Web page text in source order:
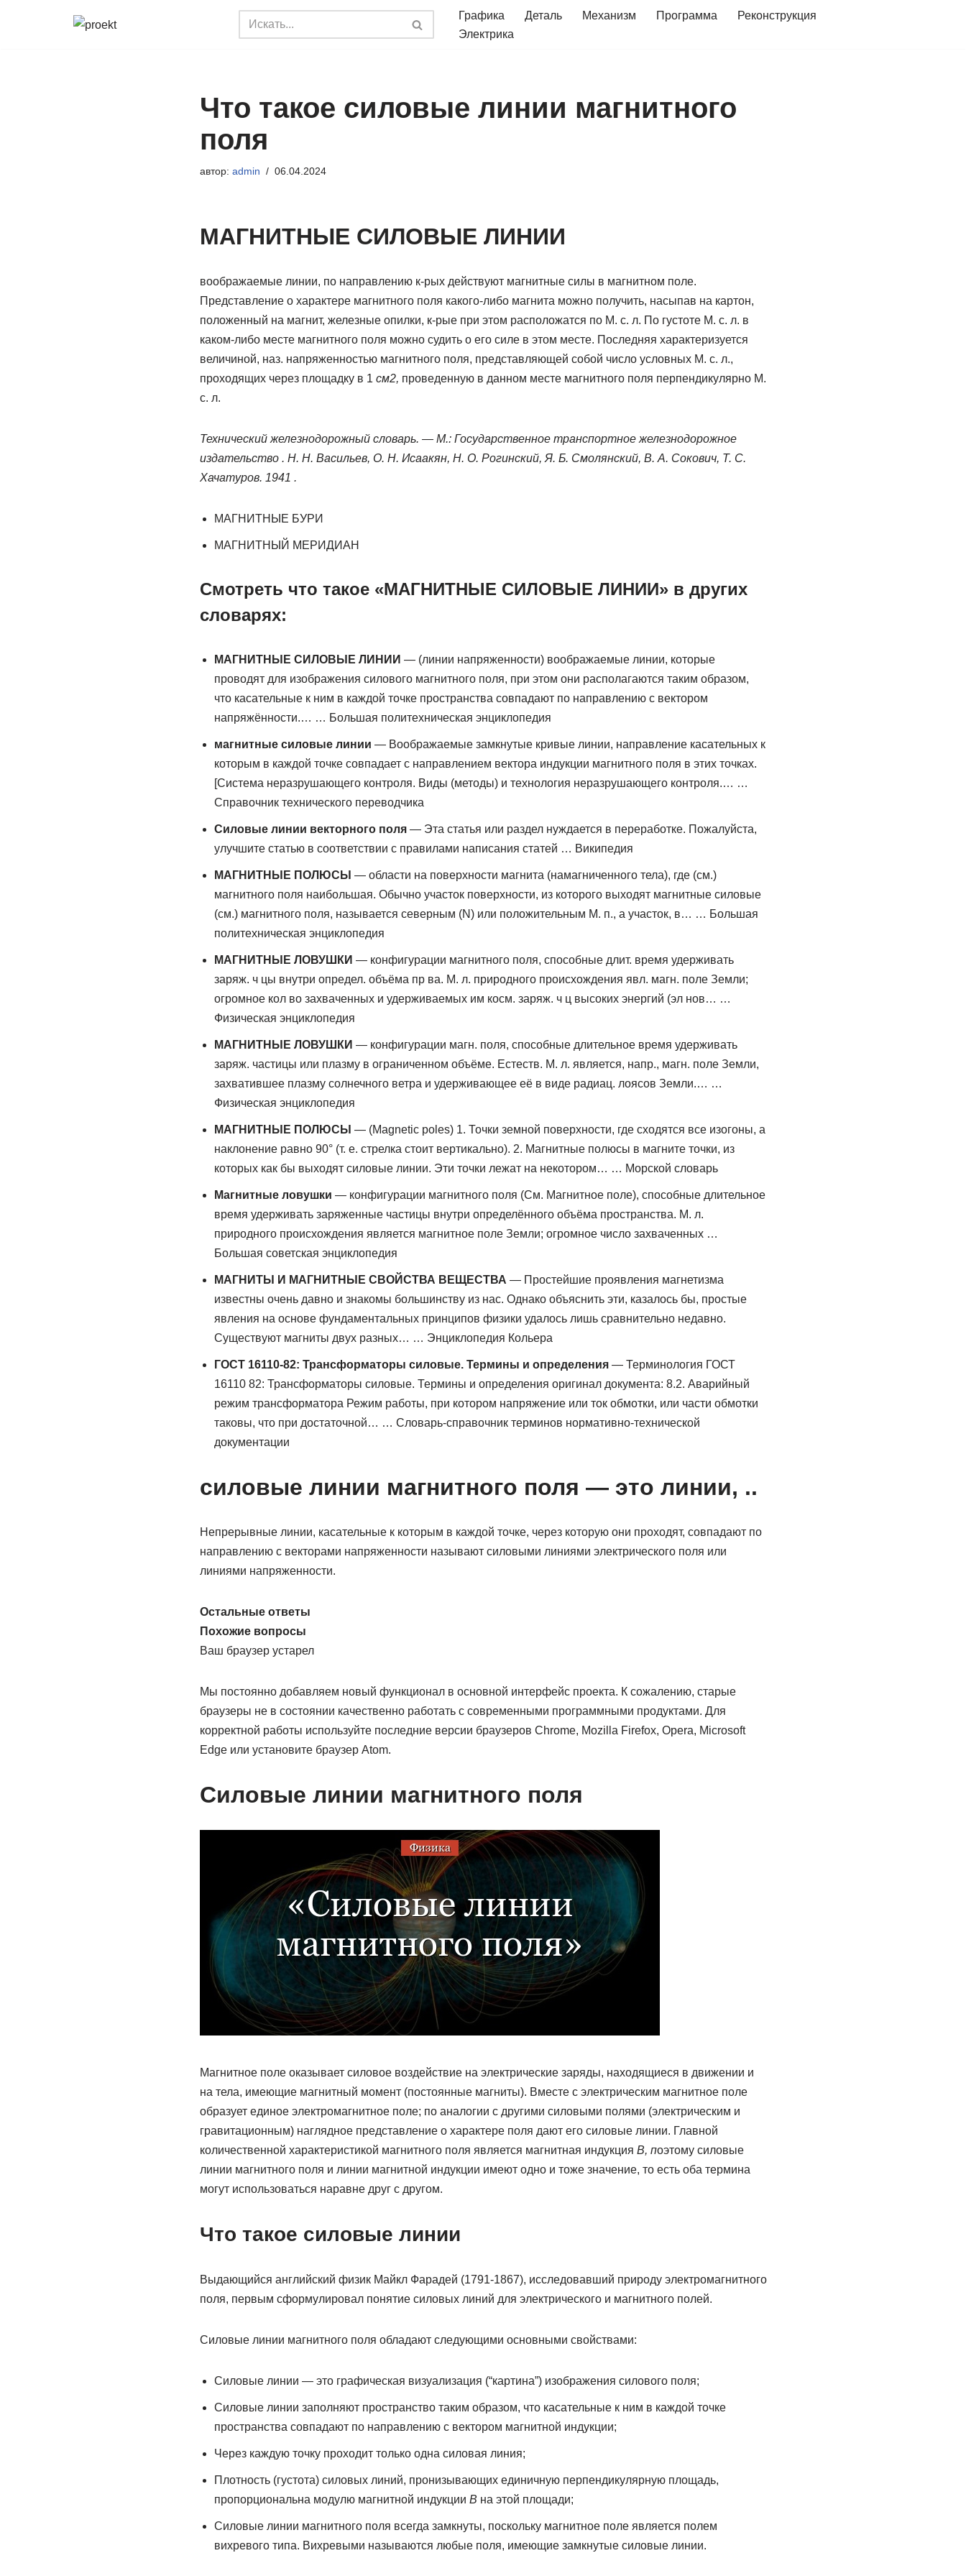
Графика Деталь Механизм Программа
Реконструкция
Электрика
Что такое силовые линии магнитного
поля
автор: admin 06.04.2024
МАГНИТНЫЕ СИЛОВЫЕ ЛИНИИ
воображаемые линии, по направлению к-рых действуют магнитные силы в магнитном поле.
Представление о характере магнитного поля какого-либо магнита можно получить, насыпав на картон,
положенный на магнит, железные опилки, к-рые при этом расположатся по М. с. л. По густоте М. с. л. в
каком-либо месте магнитного поля можно судить о его силе в этом месте. Последняя характеризуется
величиной, наз. напряженностью магнитного поля, представляющей собой число условных М. с. л.,
проходящих через площадку в 1 см2, проведенную в данном месте магнитного поля перпендикулярно М.
с. л.
Технический железнодорожный словарь. — М.: Государственное транспортное железнодорожное
издательство . Н. Н. Васильев, О. Н. Исаакян, Н. О. Рогинский, Я. Б. Смолянский, В. А. Сокович, Т. С.
Хачатуров. 1941 .
МАГНИТНЫЕ БУРИ
МАГНИТНЫЙ МЕРИДИАН
Смотреть что такое «МАГНИТНЫЕ СИЛОВЫЕ ЛИНИИ» в других
словарях:
МАГНИТНЫЕ СИЛОВЫЕ ЛИНИИ — (линии напряженности) воображаемые линии, которые
проводят для изображения силового магнитного поля, при этом они располагаются таким образом,
что касательные к ним в каждой точке пространства совпадают по направлению с вектором
напряжённости.… … Большая политехническая энциклопедия
магнитные силовые линии — Воображаемые замкнутые кривые линии, направление касательных к
которым в каждой точке совпадает с направлением вектора индукции магнитного поля в этих точках.
[Система неразрушающего контроля. Виды (методы) и технология неразрушающего контроля.… …
Справочник технического переводчика
Силовые линии векторного поля— Эта статья или раздел нуждается в переработке. Пожалуйста,
улучшите статью в соответствии с правилами написания статей … Википедия
МАГНИТНЫЕ ПОЛЮСЫ — области на поверхности магнита (намагниченного тела), где (см.)
магнитного поля наибольшая. Обычно участок поверхности, из которого выходят магнитные силовые
(см.) магнитного поля, называется северным (N) или положительным М. п., а участок, в… … Большая
политехническая энциклопедия
МАГНИТНЫЕ ЛОВУШКИ — конфигурации магнитного поля, способные длит. время удерживать
заряж. ч цы внутри определ. объёма пр ва. М. л. природного происхождения явл. магн. поле Земли;
огромное кол во захваченных и удерживаемых им косм. заряж. ч ц высоких энергий (эл нов… …
Физическая энциклопедия
МАГНИТНЫЕ ЛОВУШКИ — конфигурации магн. поля, способные длительное время удерживать
заряж. частицы или плазму в ограниченном объёме. Естеств. М. л. является, напр., магн. поле Земли,
захватившее плазму солнечного ветра и удерживающее её в виде радиац. лоясов Земли.… …
Физическая энциклопедия
МАГНИТНЫЕ ПОЛЮСЫ — (Magnetic poles) 1. Точки земной поверхности, где сходятся все изогоны, а
наклонение равно 90° (т. е. стрелка стоит вертикально). 2. Магнитные полюсы в магните точки, из
которых как бы выходят силовые линии. Эти точки лежат на некотором… … Морской словарь
Магнитные ловушки — конфигурации магнитного поля (См. Магнитное поле), способные длительное
время удерживать заряженные частицы внутри определённого объёма пространства. М. л.
природного происхождения является магнитное поле Земли; огромное число захваченных …
Большая советская энциклопедия
МАГНИТЫ И МАГНИТНЫЕ СВОЙСТВА ВЕЩЕСТВА — Простейшие проявления магнетизма
известны очень давно и знакомы большинству из нас. Однако объяснить эти, казалось бы, простые
явления на основе фундаментальных принципов физики удалось лишь сравнительно недавно.
Существуют магниты двух разных… … Энциклопедия Кольера
ГОСТ 16110-82: Трансформаторы силовые. Термины и определения— Терминология ГОСТ
16110 82: Трансформаторы силовые. Термины и определения оригинал документа: 8.2. Аварийный
режим трансформатора Режим работы, при котором напряжение или ток обмотки, или части обмотки
таковы, что при достаточной… … Словарь-справочник терминов нормативно-технической
документации
силовые линии магнитного поля — это линии, ..
Непрерывные линии, касательные к которым в каждой точке, через которую они проходят, совпадают по
направлению с векторами напряженности называют силовыми линиями электрического поля или
линиями напряженности.
Остальные ответы
Похожие вопросы
Ваш браузер устарел
Мы постоянно добавляем новый функционал в основной интерфейс проекта. К сожалению, старые
браузеры не в состоянии качественно работать с современными программными продуктами. Для
корректной работы используйте последние версии браузеров Chrome, Mozilla Firefox, Opera, Microsoft
Edge или установите браузер Atom.
Силовые линии магнитного поля
Магнитное поле оказывает силовое воздействие на электрические заряды, находящиеся в движении и
на тела, имеющие магнитный момент (постоянные магниты). Вместе с электрическим магнитное поле
образует единое электромагнитное поле; по аналогии с другими силовыми полями (электрическим и
гравитационным) наглядное представление о характере поля дают его силовые линии. Главной
количественной характеристикой магнитного поля является магнитная индукция B, поэтому силовые
линии магнитного поля и линии магнитной индукции имеют одно и тоже значение, то есть оба термина
могут использоваться наравне друг с другом.
Что такое силовые линии
Выдающийся английский физик Майкл Фарадей (1791-1867), исследовавший природу электромагнитного
поля, первым сформулировал понятие силовых линий для электрического и магнитного полей.
Силовые линии магнитного поля обладают следующими основными свойствами:
Силовые линии — это графическая визуализация (“картина”) изображения силового поля;
Силовые линии заполняют пространство таким образом, что касательные к ним в каждой точке
пространства совпадают по направлению с вектором магнитной индукции;
Через каждую точку проходит только одна силовая линия;
Плотность (густота) силовых линий, пронизывающих единичную перпендикулярную площадь,
пропорциональна модулю магнитной индукции B на этой площади;
Силовые линии магнитного поля всегда замкнуты, поскольку магнитное поле является полем
вихревого типа. Вихревыми называются любые поля, имеющие замкнутые силовые линии.